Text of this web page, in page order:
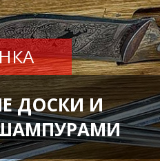
ДОСКИ И